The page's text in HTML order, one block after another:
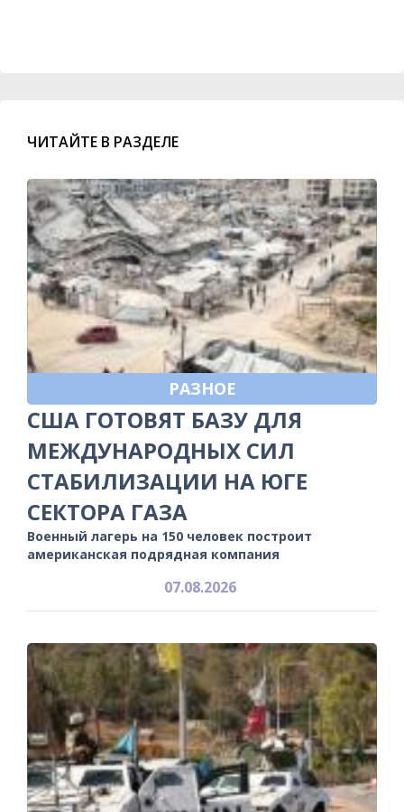
ЧИТАЙТЕ В РАЗДЕЛЕ
РАЗНОЕ
США ГОТОВЯТ БАЗУ ДЛЯ
МЕЖДУНАРОДНЫХ СИЛ
СТАБИЛИЗАЦИИ НА ЮГЕ
СЕКТОРА ГАЗА
Военный лагерь на 150 человек построит
американская подрядная компания
07.08.2026